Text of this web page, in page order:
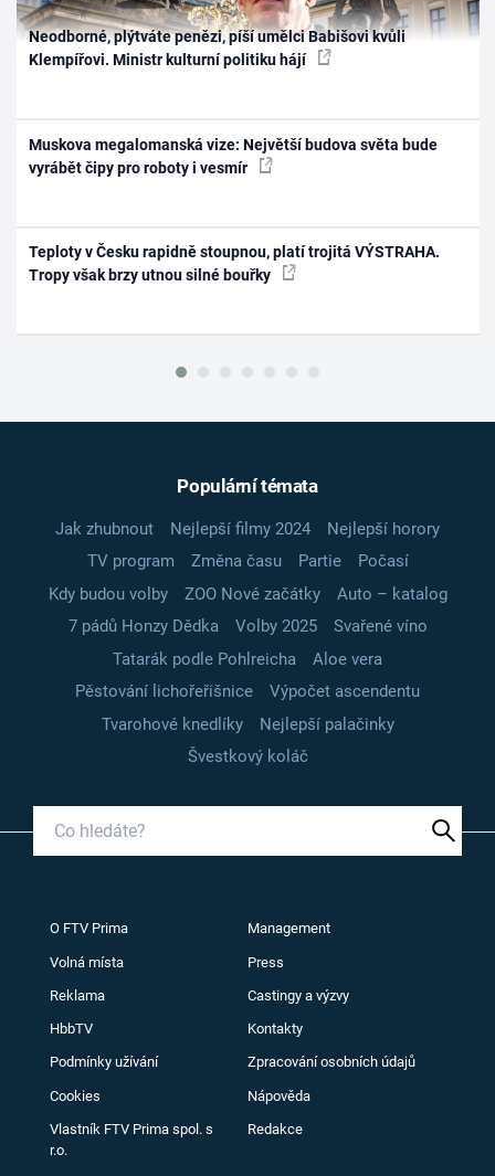
Neodborné, plýtváte penězi, píší umělci Babišovi kvůli
Klempířovi. Ministr kulturní politiku hájí
Muskova megalomanská vize: Největší budova světa bude
vyrábět čipy pro roboty i vesmír
Teploty v Česku rapidně stoupnou, platí trojitá VÝSTRAHA.
Tropy však brzy utnou silné bouřky
Populární témata
Jak zhubnout Nejlepší filmy 2024
Nejlepší horory
TV program
Změna času Partie
Počasí
Kdy budou volby
ZOO Nové začátky
Auto – katalog
7 pádů Honzy Dědka
Volby 2025
Svařené víno
Tatarák podle Pohlreicha
Aloe vera
Pěstování lichořeřišnice
Výpočet ascendentu
Tvarohové knedlíky
Nejlepší palačinky
Švestkový koláč
O FTV Prima Management
Volná místa Press
Reklama Castingy a výzvy
HbbTV Kontakty
Podmínky užívání Zpracování osobních údajů
Cookies Nápověda
Vlastník FTV Prima spol. s
r.o.
Redakce